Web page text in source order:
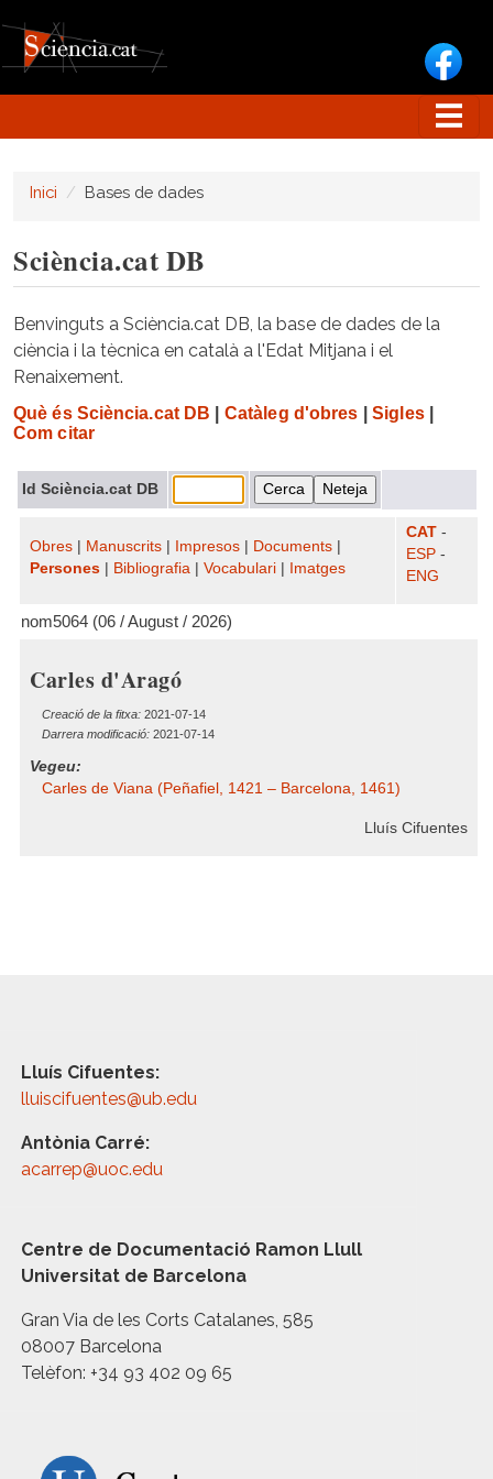
Inici Bases de dades
Sciència.cat DB
Benvinguts a Sciència.cat DB, la base de dades de la
ciència i la tècnica en català a l'Edat Mitjana i el
Renaixement.
Què és Sciència.cat DB Catàleg d'obres Sigles|
Com citar
Id Sciència.cat DB
Obres Manuscrits Impresos Documents
Persones
Bibliografia Vocabulari Imatges
CAT -
ESP -
ENG
nom5064 (06 / August / 2026)
Carles d'Aragó
Creació de la fitxa: 2021-07-14
Darrera modificació: 2021-07-14
Vegeu:
Carles de Viana (Peñafiel, 1421 – Barcelona, 1461)
Lluís Cifuentes
Lluís Cifuentes:
lluiscifuentes@ub.edu
Antònia Carré:
acarrep@uoc.edu
Centre de Documentació Ramon Llull
Universitat de Barcelona
Gran Via de les Corts Catalanes, 585
08007 Barcelona
Telèfon: +34 93 402 09 65